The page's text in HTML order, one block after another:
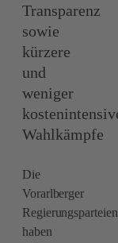
Transparenz
sowie
kürzere
und
weniger
Wahlkämpfe
Die
Vorarlberger
Regierungsparteien
haben